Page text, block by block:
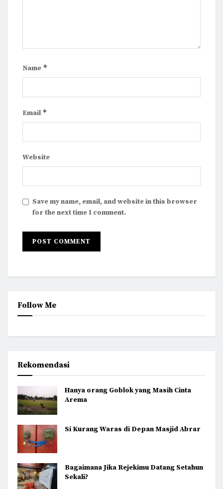
Name *
Email *
Website
Save my name, email, and website in this browser
for the next time I comment.
Follow Me
Rekomendasi
Hanya orang Goblok yang Masih Cinta
Arema
Si Kurang Waras di Depan Masjid Abrar
Bagaimana Jika Rejekimu Datang Setahun
Sekali?